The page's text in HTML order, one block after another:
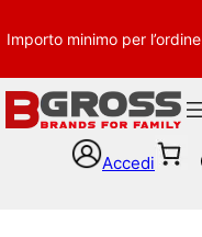
Importo minimo per l’ordine
Accedi